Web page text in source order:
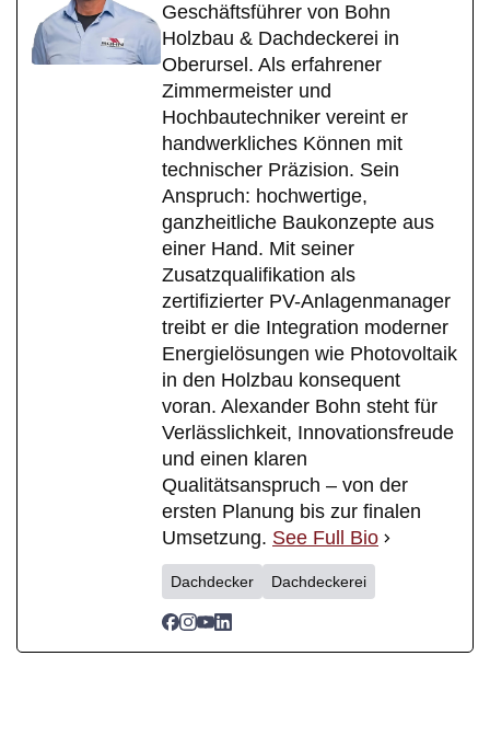
Geschäftsführer von Bohn
Holzbau & Dachdeckerei in
Oberursel. Als erfahrener
Zimmermeister und
Hochbautechniker vereint er
handwerkliches Können mit
technischer Präzision. Sein
Anspruch: hochwertige,
ganzheitliche Baukonzepte aus
einer Hand. Mit seiner
Zusatzqualifikation als
zertifizierter PV-Anlagenmanager
treibt er die Integration moderner
Energielösungen wie Photovoltaik
in den Holzbau konsequent
voran. Alexander Bohn steht für
Verlässlichkeit, Innovationsfreude
und einen klaren
Qualitätsanspruch – von der
ersten Planung bis zur finalen
Umsetzung. See Full Bio
Dachdecker Dachdeckerei